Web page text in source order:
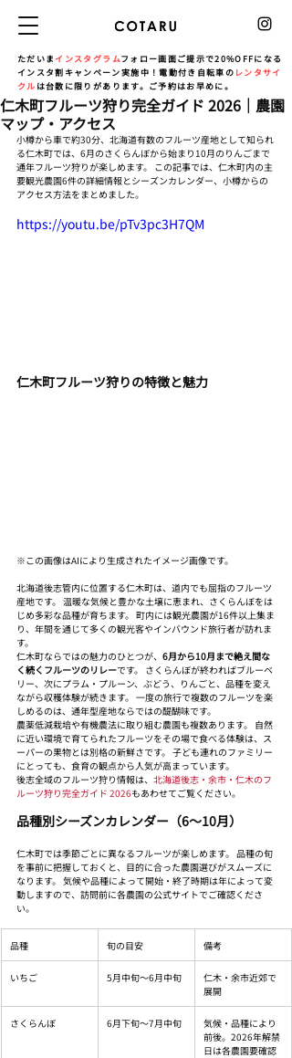
ただいま インスタグラムフォロー画面ご提示で20%OFFになる
インスタ割キャンペーン実施中！電動付き自転車の レンタサイ
クル は台数に限りがあります。ご予約はお早めに。
仁木町フルーツ狩り完全ガイド 2026｜農園
マップ・アクセス
小樽から車で約30分、北海道有数のフルーツ産地として知られ
る仁木町では、6月のさくらんぼから始まり10月のりんごまで
通年フルーツ狩りが楽しめます。 この記事では、仁木町内の主
要観光農園6件の詳細情報とシーズンカレンダー、小樽からの
アクセス方法をまとめました。
https://youtu.be/pTv3pc3H7QM
仁木町フルーツ狩りの特徴と魅力
※この画像はAIにより生成されたイメージ画像です。
北海道後志管内に位置する仁木町は、道内でも屈指のフルーツ
産地です。 温暖な気候と豊かな土壌に恵まれ、さくらんぼをは
じめ多彩な品種が育ちます。 町内には観光農園が16件以上集ま
り、年間を通じて多くの観光客やインバウンド旅行者が訪れま
す。
仁木町ならではの魅力のひとつが、 6月から10月まで絶え間な
く続くフルーツのリレーです。 さくらんぼが終わればブルーベ
リー、次にプラム・プルーン、ぶどう、りんごと、品種を変え
ながら収穫体験が続きます。 一度の旅行で複数のフルーツを楽
しめるのは、通年型産地ならではの醍醐味です。
農薬低減栽培や有機農法に取り組む農園も複数あります。 自然
に近い環境で育てられたフルーツをその場で食べる体験は、ス
ーパーの果物とは別格の新鮮さです。 子ども連れのファミリー
にとっても、食育の観点から人気が高まっています。
後志全域のフルーツ狩り情報は、 北海道後志・余市・仁木のフ
ルーツ狩り完全ガイド 2026もあわせてご覧ください。
品種別シーズンカレンダー（6〜10月）
仁木町では季節ごとに異なるフルーツが楽しめます。 品種の旬
を事前に把握しておくと、目的に合った農園選びがスムーズに
なります。 気候や品種によって開始・終了時期は年によって変
動しますので、訪問前に各農園の公式サイトでご確認くださ
い。
品種 旬の目安 備考
いちご 5月中旬〜6月中旬
仁木・余市近郊で
展開
さくらんぼ 6月下旬〜7月中旬
気候・品種により
前後。2026年解禁
日は各農園要確認